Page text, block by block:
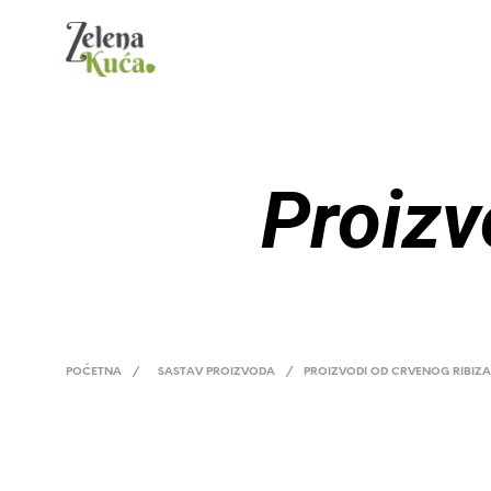
POČETNA / SASTAV PROIZVODA / PROIZVODI OD CRVENOG RIBIZA